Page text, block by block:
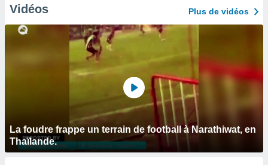
Vidéos Plus de vidéos
La foudre frappe un terrain de football à Narathiwat, en
Thaïlande.